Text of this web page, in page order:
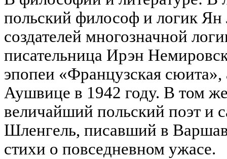
польский философ и логик Ян
создателей многозначной
писательница Ирэн
эпопеи «Французская
Аушвице в 1942 году. В том
величайший польский поэт и
Шленгель, писавший в
стихи о повседневном ужасе.